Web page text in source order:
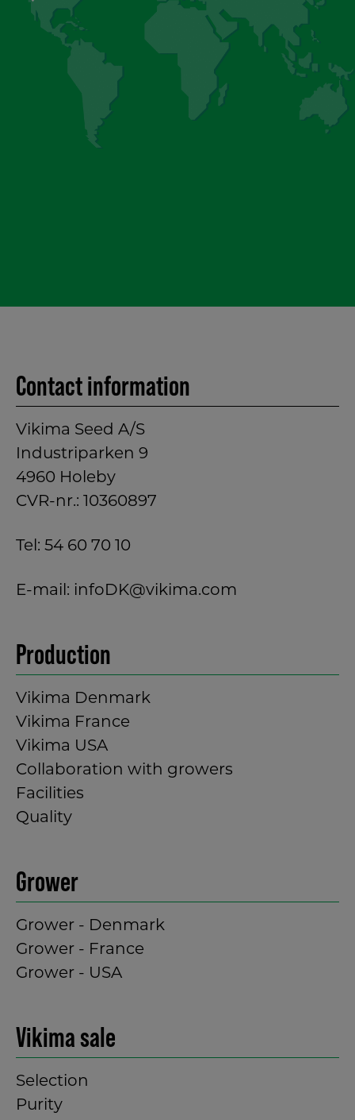
Contact information
Vikima Seed A/S
Industriparken 9
4960 Holeby
CVR-nr.: 10360897
Tel: 54 60 70 10
E-mail: infoDK@vikima.com
Production
Vikima Denmark
Vikima France
Vikima USA
Collaboration with growers
Facilities
Quality
Grower
Grower - Denmark
Grower - France
Grower - USA
Vikima sale
Selection
Purity